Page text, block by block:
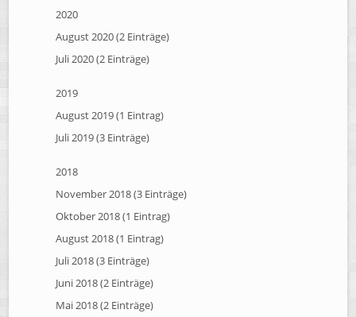
2020
August 2020 (2 Einträge)
Juli 2020 (2 Einträge)
2019
August 2019 (1 Eintrag)
Juli 2019 (3 Einträge)
2018
November 2018 (3 Einträge)
Oktober 2018 (1 Eintrag)
August 2018 (1 Eintrag)
Juli 2018 (3 Einträge)
Juni 2018 (2 Einträge)
Mai 2018 (2 Einträge)